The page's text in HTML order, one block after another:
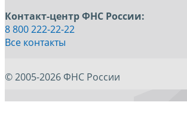
Контакт-центр ФНС России:
8 800 222-22-22
Все контакты
© 2005-2026 ФНС России